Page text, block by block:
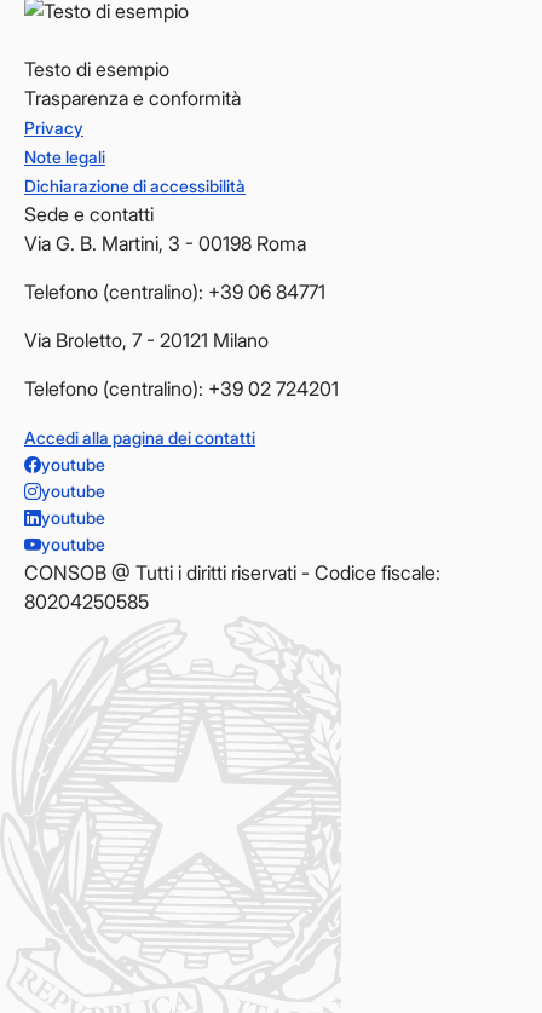
Testo di esempio
Trasparenza e conformità
Privacy
Note legali
Dichiarazione di accessibilità
Sede e contatti
Via G. B. Martini, 3 - 00198 Roma
Telefono (centralino): +39 06 84771
Via Broletto, 7 - 20121 Milano
Telefono (centralino): +39 02 724201
Accedi alla pagina dei contatti
youtube
youtube
youtube
youtube
CONSOB @ Tutti i diritti riservati - Codice fiscale:
80204250585